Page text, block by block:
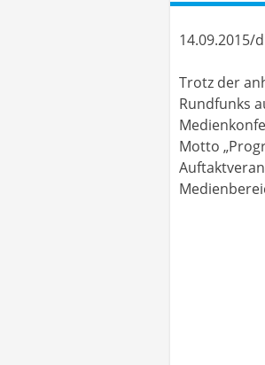
14.09.2015/
Trotz der
Rundfunks
Motto